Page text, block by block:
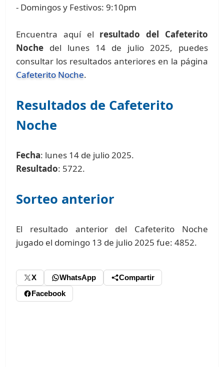
- Domingos y Festivos: 9:10pm
Encuentra aquí el resultado del Cafeterito
Noche del lunes 14 de julio 2025, puedes
consultar los resultados anteriores en la página
Cafeterito Noche.
Resultados de Cafeterito
Noche
Fecha: lunes 14 de julio 2025.
Resultado: 5722.
Sorteo anterior
El resultado anterior del Cafeterito Noche
jugado el domingo 13 de julio 2025 fue: 4852.
X WhatsApp
Compartir
Facebook